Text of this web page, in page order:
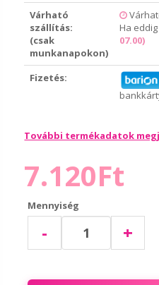
Várható
szállítás:
(csak
munkanapokon)
Ha
07.00)
Fizetés:
További termékadatok
7.120Ft
Mennyiség
- +